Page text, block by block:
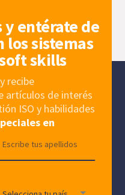
entérate de
los sistemas
skills
recibe
artículos de interés
ISO y habilidades
en